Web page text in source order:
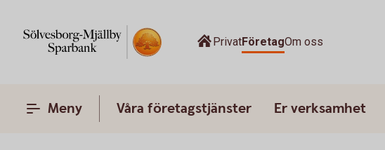
PrivatFöretagOm oss
Meny Våra företagstjänster Er verksamhet